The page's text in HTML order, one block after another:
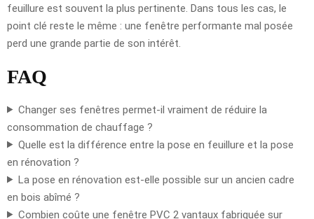
feuillure est souvent la plus pertinente. Dans tous les cas, le
point clé reste le même : une fenêtre performante mal posée
perd une grande partie de son intérêt.
FAQ
Changer ses fenêtres permet-il vraiment de réduire la
consommation de chauffage ?
Quelle est la différence entre la pose en feuillure et la pose
en rénovation ?
La pose en rénovation est-elle possible sur un ancien cadre
en bois abîmé ?
Combien coûte une fenêtre PVC 2 vantaux fabriquée sur